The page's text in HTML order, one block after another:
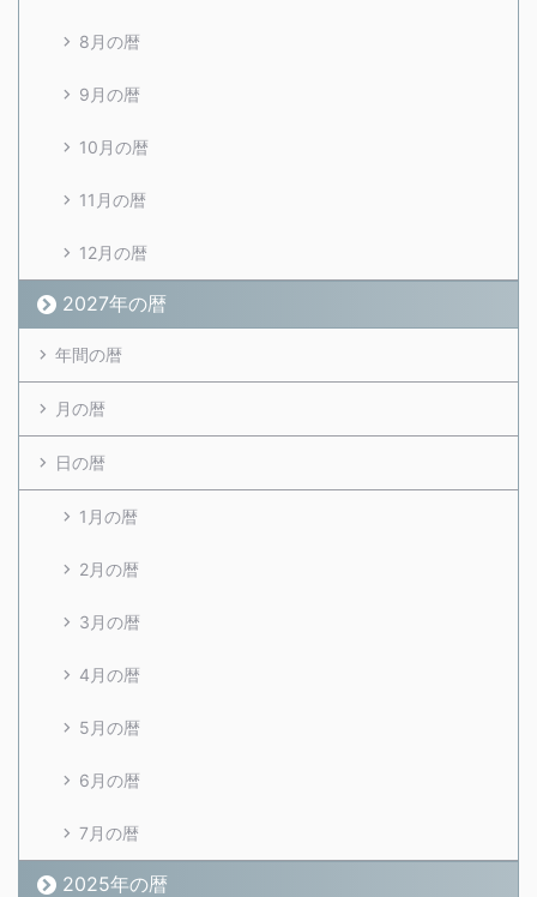
8月の暦
9月の暦
10月の暦
11月の暦
12月の暦
2027年の暦
年間の暦
月の暦
日の暦
1月の暦
2月の暦
3月の暦
4月の暦
5月の暦
6月の暦
7月の暦
2025年の暦